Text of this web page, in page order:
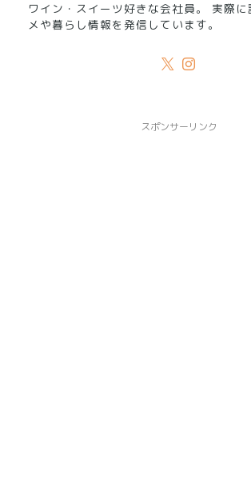
ワイン・スイーツ好きな会社員。 実際に
メや暮らし情報を発信しています。
スポンサーリンク